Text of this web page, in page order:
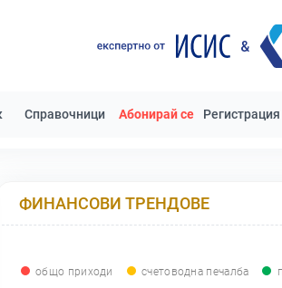
Справочници Абонирай се Регистрация
ФИНАНСОВИ ТРЕНДОВЕ
общо приходи счетоводна печалба